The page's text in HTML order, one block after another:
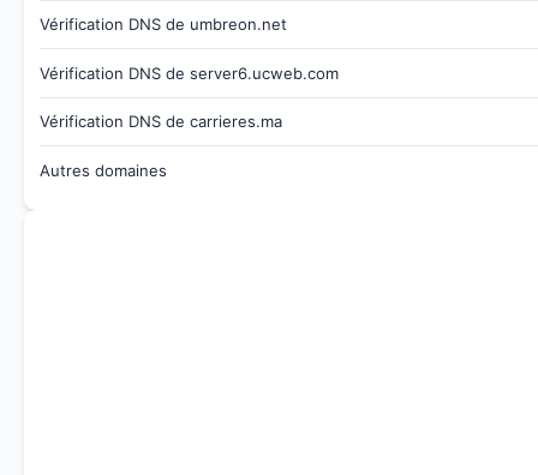
Vérification DNS de umbreon.net
Vérification DNS de server6.ucweb.com
Vérification DNS de carrieres.ma
Autres domaines